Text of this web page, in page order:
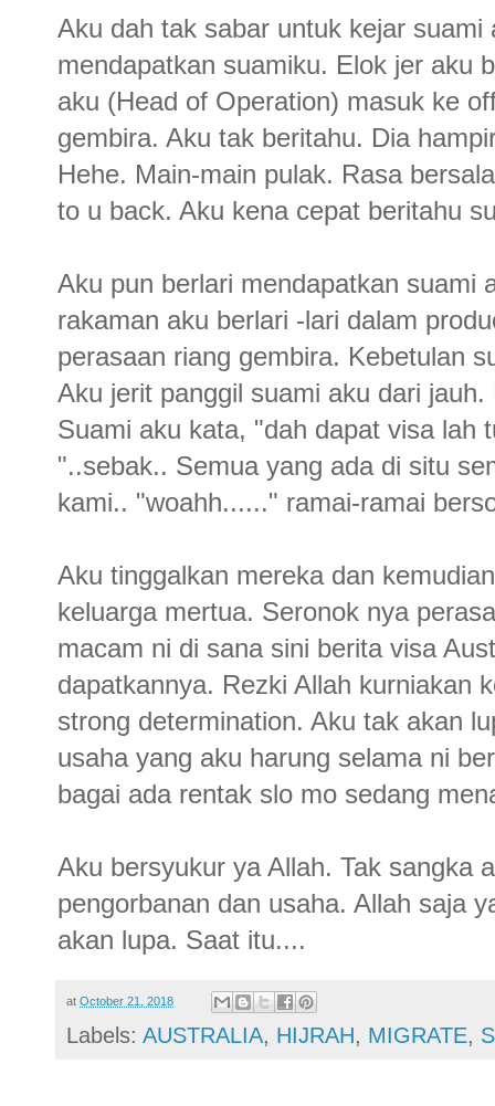
Aku dah tak sabar untuk kejar
mendapatkan suamiku. Elok jer aku
aku (Head of Operation) masuk ke
gembira. Aku tak beritahu. Dia
Hehe. Main-main pulak. Rasa
to u back. Aku kena cepat beritahu
Aku pun berlari mendapatkan suami
rakaman aku berlari -lari dalam
perasaan riang gembira. Kebetulan
Aku jerit panggil suami aku dari
Suami aku kata, "dah dapat visa lah
"..sebak.. Semua yang ada di situ
kami.. "woahh......" ramai-ramai
Aku tinggalkan mereka dan
keluarga mertua. Seronok nya
macam ni di sana sini berita visa
dapatkannya. Rezki Allah kurniakan
strong determination. Aku tak akan
usaha yang aku harung selama ni
bagai ada rentak slo mo sedang
Aku bersyukur ya Allah. Tak sangka
pengorbanan dan usaha. Allah saja
akan lupa. Saat itu....
at October 21, 2018
Labels: AUSTRALIA, HIJRAH, MIGRATE,